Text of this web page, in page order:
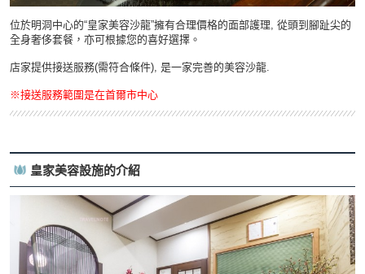
位於明洞中心的“皇家美容沙龍”擁有合理價格的面部護理, 從頭到腳趾尖的
全身奢侈套餐，亦可根據您的喜好選擇。
店家提供接送服務(需符合條件), 是一家完善的美容沙龍.
※接送服務範圍是在首爾市中心
皇家美容設施的介紹